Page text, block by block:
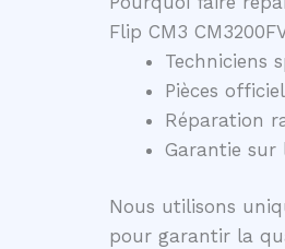
Flip CM3
Techniciens
Pièces
Réparation
Garantie sur
Nous utilisons
pour garantir la